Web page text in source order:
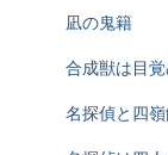
凪の鬼籍
合成獣は目
名探偵と四